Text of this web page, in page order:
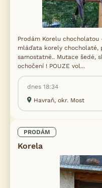
Prodám Korelu
mláďata korely chocholaté,
samostatné.. Mutace šedé,
ochočení ! POUZE vol...
dnes 18:34
Havraň, okr. Most
PRODÁM
Korela